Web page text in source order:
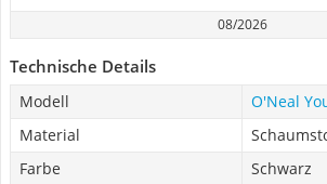
08/2026
Technische Details
Modell
O'Neal
Material
Farbe
Schwarz